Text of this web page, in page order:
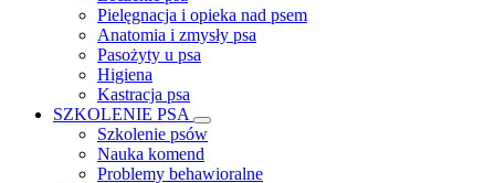
Pielęgnacja i opieka nad psem
Anatomia i zmysły psa
Pasożyty u psa
Higiena
Kastracja psa
SZKOLENIE PSA
Szkolenie psów
Nauka komend
Problemy behawioralne